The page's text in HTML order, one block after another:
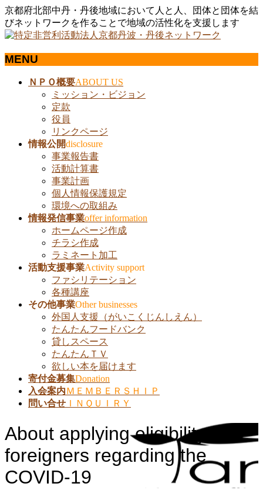
京都府北部中丹・丹後地域において人と人、団体と団体を結
びネットワークを作ることで地域の活性化を支援します
MENU
ＮＰＯ概要ABOUT US
ミッション・ビジョン
定款
役員
リンクページ
情報公開disclosure
事業報告書
活動計算書
事業計画
個人情報保護規定
環境への取組み
情報発信事業offer information
ホームページ作成
チラシ作成
ラミネート加工
活動支援事業Activity support
ファシリテーション
各種講座
その他事業Other businesses
外国人支援（がいこくじんしえん）
たんたんフードバンク
貸しスペース
たんたんＴＶ
欲しい本を届けます
寄付金募集Donation
入会案内ＭＥＭＢＥＲＳＨＩＰ
問い合せ ＩＮＱＵＩＲＹ
About applying eligibility for
foreigners regarding the
COVID-19